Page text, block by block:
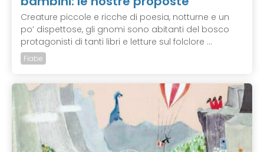
Creature piccole e ricche di poesia, notturne e un
po’ dispettose, gli gnomi sono abitanti del bosco
protagonisti di tanti libri e letture sul folclore ...
Fiabe